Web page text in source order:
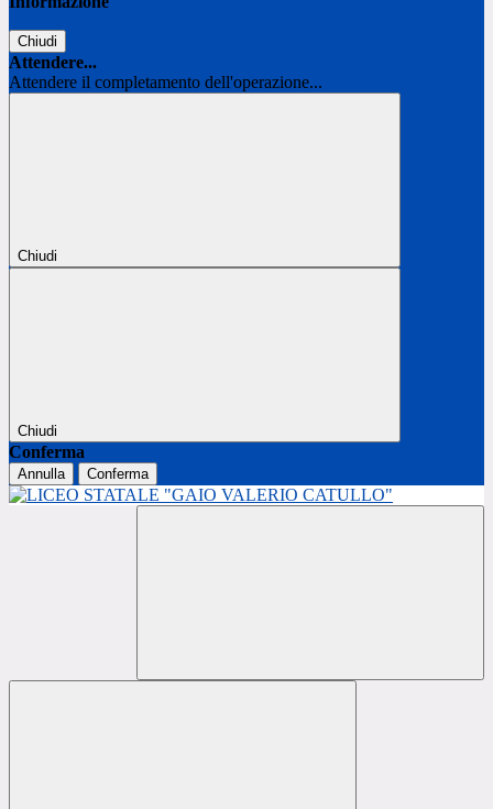
Chiudi
Attendere...
Attendere il completamento dell'operazione...
Chiudi
Chiudi
Conferma
Annulla Conferma